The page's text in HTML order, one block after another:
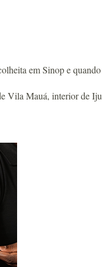
em Sinop e
Mauá, interior de